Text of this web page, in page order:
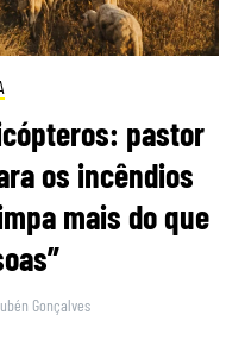
pastor
os incêndios
mais do que
Gonçalves